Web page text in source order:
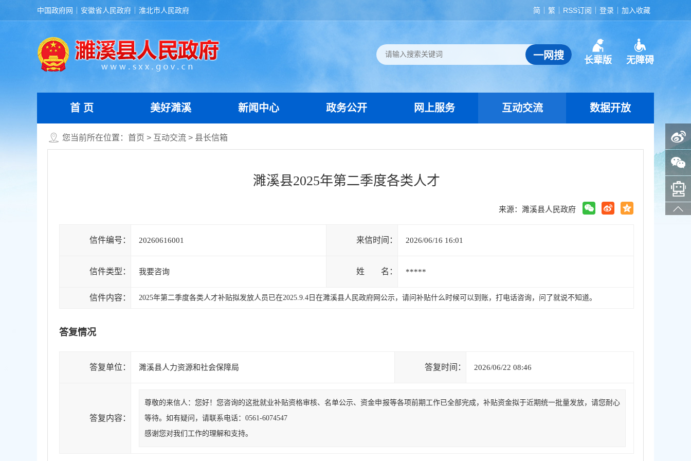
中国政府网 安徽省人民政府 淮北市人民政府 简 繁 RSS订阅 登录 加入收藏
长辈版 无障碍
首 页 美好濉溪 新闻中心 政务公开 网上服务 互动交流 数据开放
您当前所在位置： 首页 > 互动交流 > 县长信箱
濉溪县2025年第二季度各类人才
来源：濉溪县人民政府
信件编号： 20260616001 来信时间： 2026/06/16 16:01
信件类型： 我要咨询 姓 名： *****
信件内容： 2025年第二季度各类人才补贴拟发放人员已在2025.9.4日在濉溪县人民政府网公示，请问补贴什么时候可以到账，打电话咨询，问了就说不知道。
答复情况
答复单位： 濉溪县人力资源和社会保障局 答复时间： 2026/06/22 08:46
答复内容：
尊敬的来信人：您好！您咨询的这批就业补贴资格审核、名单公示、资金申报等各项前期工作已全部完成，补贴资金拟于近期统一批量发放，请您耐心
等待。如有疑问，请联系电话：0561-6074547
感谢您对我们工作的理解和支持。